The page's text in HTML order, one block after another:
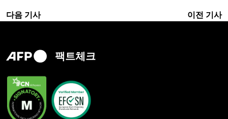
다음 기사 이전 기사
팩트체크